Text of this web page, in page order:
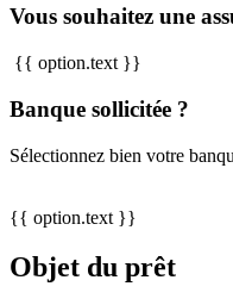
Vous souhaitez une
{{ option.text }}
Banque sollicitée ?
Sélectionnez bien votre
{{ option.text }}
Objet du prêt